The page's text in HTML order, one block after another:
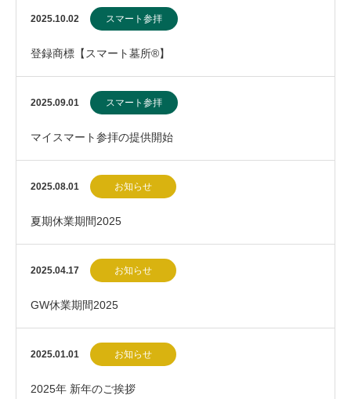
2025.10.02 スマート参拝
登録商標【スマート墓所®】
2025.09.01 スマート参拝
マイスマート参拝の提供開始
2025.08.01 お知らせ
夏期休業期間2025
2025.04.17 お知らせ
GW休業期間2025
2025.01.01 お知らせ
2025年 新年のご挨拶